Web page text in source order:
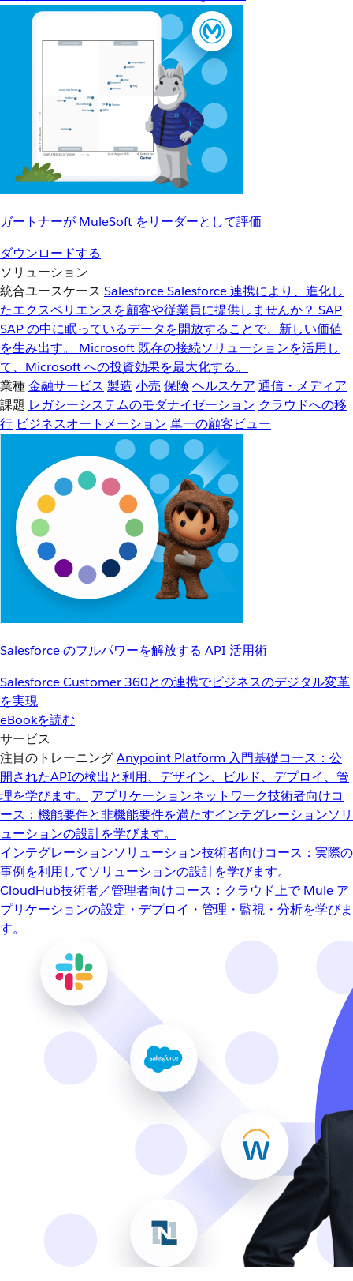
ガートナーが MuleSoft をリーダーとして評価
ダウンロードする
ソリューション
統合ユースケース SalesforceSalesforce 連携により、進化し
たエクスペリエンスを顧客や従業員に提供しませんか？ SAP
SAP の中に眠っているデータを開放することで、新しい価値
を生み出す。
Microsoft 既存の接続ソリューションを活用し
て、Microsoft への投資効果を最大化する。
業種金融サービス 製造 小売 保険 ヘルスケア 通信・メディア
課題 レガシーシステムのモダナイゼーション クラウドへの移
行 ビジネスオートメーション 単一の顧客ビュー
Salesforce のフルパワーを解放する API 活用術
Salesforce Customer 360との連携でビジネスのデジタル変革
を実現
eBookを読む
サービス
注目のトレーニングAnypoint Platform 入門基礎コース：公
開されたAPIの検出と利用、デザイン、ビルド、デプロイ、管
理を学びます。
アプリケーションネットワーク技術者向けコ
ース：機能要件と非機能要件を満たすインテグレーションソリ
ューションの設計を学びます。
インテグレーションソリューション技術者向けコース：実際の
事例を利用してソリューションの設計を学びます。
CloudHub技術者／管理者向けコース：クラウド上で Mule ア
プリケーションの設定・デプロイ・管理・監視・分析を学びま
す。